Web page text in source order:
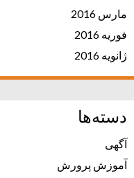
مارس 2016
فوریه 2016
ژانویه 2016
دسته‌ها
آگهی
آموزش پرورش